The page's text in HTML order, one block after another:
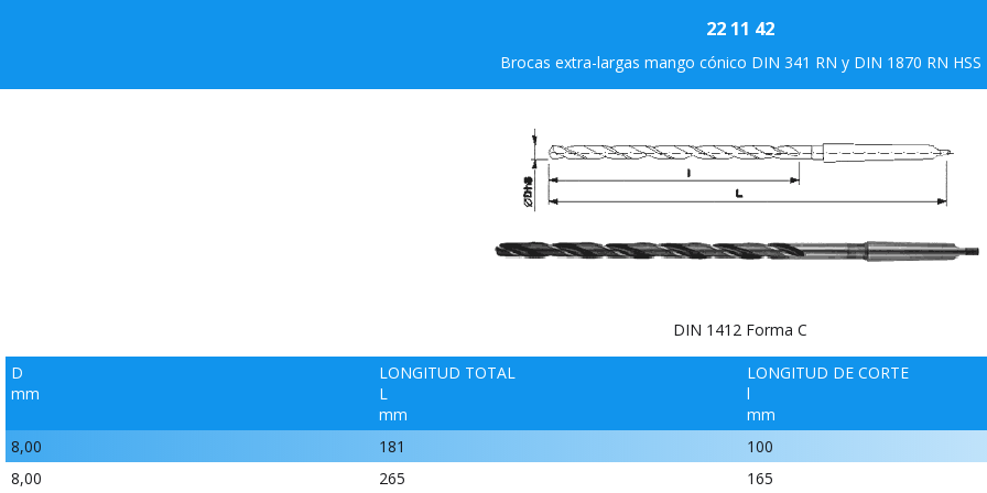
22 11 42
Brocas extra-largas mango cónico DIN 341 RN y DIN 1870 RN HSS
DIN 1412 Forma C
D
mm
LONGITUD TOTAL
L
mm
LONGITUD DE CORTE
l
mm
8,00 181 100
8,00
265 165